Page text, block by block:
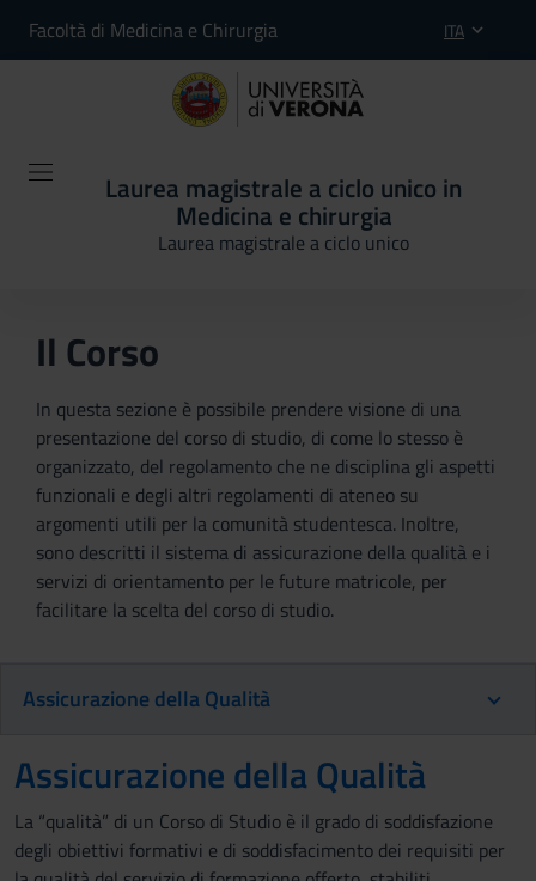
Facoltà di Medicina e Chirurgia ITA
Laurea magistrale a ciclo unico in
Medicina e chirurgia
Laurea magistrale a ciclo unico
Il Corso
In questa sezione è possibile prendere visione di una
presentazione del corso di studio, di come lo stesso è
organizzato, del regolamento che ne disciplina gli aspetti
funzionali e degli altri regolamenti di ateneo su
argomenti utili per la comunità studentesca. Inoltre,
sono descritti il sistema di assicurazione della qualità e i
servizi di orientamento per le future matricole, per
facilitare la scelta del corso di studio.
Assicurazione della Qualità
Assicurazione della Qualità
La “qualità” di un Corso di Studio è il grado di soddisfazione
degli obiettivi formativi e di soddisfacimento dei requisiti per